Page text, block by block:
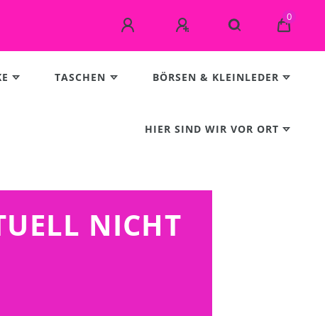
0
TASCHEN BÖRSEN & KLEINLEDER
HIER SIND WIR VOR ORT
NICHT